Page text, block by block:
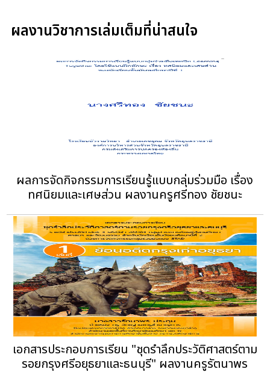
ผลงานวิชาการเล่มเต็มที่น่าสนใจ
ผลการจัดกิจกรรมการเรียนรู้แบบกลุ่มร่วมมือ เรื่อง
ทศนิยมและเศษส่วน ผลงานครูศรีทอง ชัยชนะ
เอกสารประกอบการเรียน "ชุดรำลึกประวัติศาสตร์ตาม
รอยกรุงศรีอยุธยาและธนบุรี" ผลงานครูรัตนาพร